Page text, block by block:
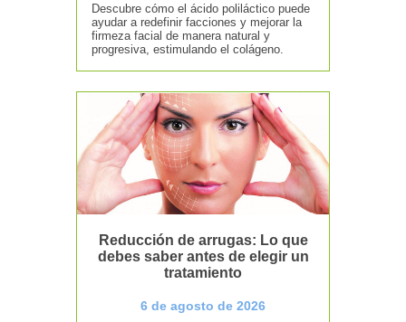
Descubre cómo el ácido poliláctico puede
ayudar a redefinir facciones y mejorar la
firmeza facial de manera natural y
progresiva, estimulando el colágeno.
Reducción de arrugas: Lo que
debes saber antes de elegir un
tratamiento
6 de agosto de 2026